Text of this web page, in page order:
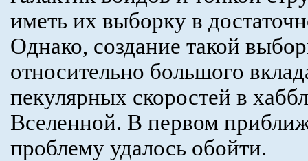
иметь их выборку в
Однако, создание такой
относительно большого
пекулярных скоростей в
Вселенной. В первом
проблему удалось обойти.